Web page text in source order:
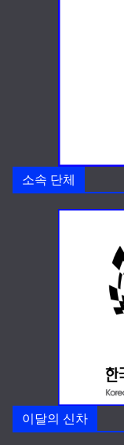
소속 단체
이달의 신차